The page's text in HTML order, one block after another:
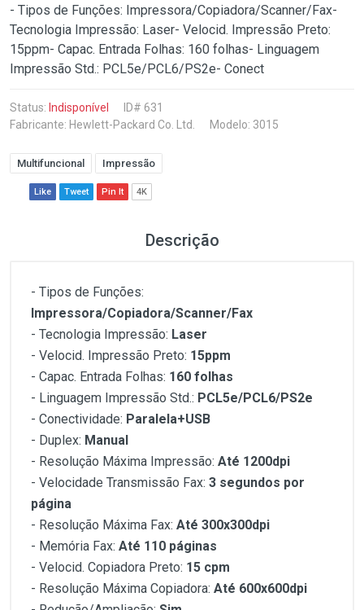
- Tipos de Funções: Impressora/Copiadora/Scanner/Fax-
Tecnologia Impressão: Laser- Velocid. Impressão Preto:
15ppm- Capac. Entrada Folhas: 160 folhas- Linguagem
Impressão Std.: PCL5e/PCL6/PS2e- Conect
Status: Indisponível
ID# 631
Fabricante: Hewlett-Packard Co. Ltd. Modelo: 3015
Multifuncional Impressão
Like Tweet Pin It 4K
Descrição
- Tipos de Funções:
Impressora/Copiadora/Scanner/Fax
- Tecnologia Impressão: Laser
- Velocid. Impressão Preto: 15ppm
- Capac. Entrada Folhas: 160 folhas
- Linguagem Impressão Std.: PCL5e/PCL6/PS2e
- Conectividade: Paralela+USB
- Duplex: Manual
- Resolução Máxima Impressão: Até 1200dpi
- Velocidade Transmissão Fax: 3 segundos por
página
- Resolução Máxima Fax: Até 300x300dpi
- Memória Fax: Até 110 páginas
- Velocid. Copiadora Preto: 15 cpm
- Resolução Máxima Copiadora: Até 600x600dpi